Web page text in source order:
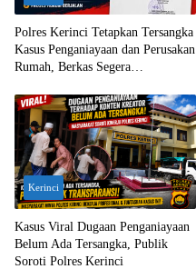
Polres Kerinci Tetapkan Tersangka
Kasus Penganiayaan dan Perusakan
Rumah, Berkas Segera
Kerinci
Kasus Viral Dugaan Penganiayaan
Belum Ada Tersangka, Publik
Soroti Polres Kerinci